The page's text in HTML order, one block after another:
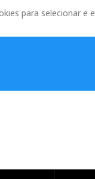
para selecionar e